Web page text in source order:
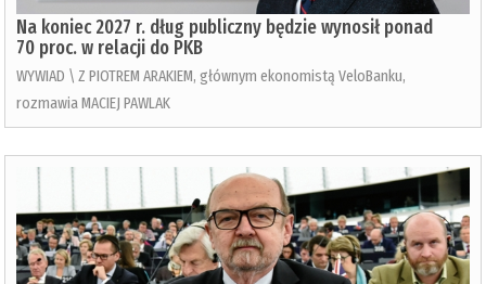
Na koniec 2027 r. dług publiczny będzie wynosił ponad
70 proc. w relacji do PKB
WYWIAD \ Z PIOTREM ARAKIEM, głównym ekonomistą VeloBanku,
rozmawia MACIEJ PAWLAK